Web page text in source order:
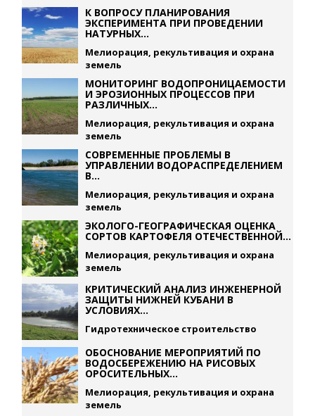
К ВОПРОСУ ПЛАНИРОВАНИЯ
ЭКСПЕРИМЕНТА ПРИ ПРОВЕДЕНИИ
НАТУРНЫХ...
Мелиорация, рекультивация и охрана
земель
МОНИТОРИНГ ВОДОПРОНИЦАЕМОСТИ
И ЭРОЗИОННЫХ ПРОЦЕССОВ ПРИ
РАЗЛИЧНЫХ...
Мелиорация, рекультивация и охрана
земель
СОВРЕМЕННЫЕ ПРОБЛЕМЫ В
УПРАВЛЕНИИ ВОДОРАСПРЕДЕЛЕНИЕМ
В...
Мелиорация, рекультивация и охрана
земель
ЭКОЛОГО-ГЕОГРАФИЧЕСКАЯ ОЦЕНКА
СОРТОВ КАРТОФЕЛЯ ОТЕЧЕСТВЕННОЙ...
Мелиорация, рекультивация и охрана
земель
КРИТИЧЕСКИЙ АНАЛИЗ ИНЖЕНЕРНОЙ
ЗАЩИТЫ НИЖНЕЙ КУБАНИ В
УСЛОВИЯХ...
Гидротехническое строительство
ОБОСНОВАНИЕ МЕРОПРИЯТИЙ ПО
ВОДОСБЕРЕЖЕНИЮ НА РИСОВЫХ
ОРОСИТЕЛЬНЫХ...
Мелиорация, рекультивация и охрана
земель